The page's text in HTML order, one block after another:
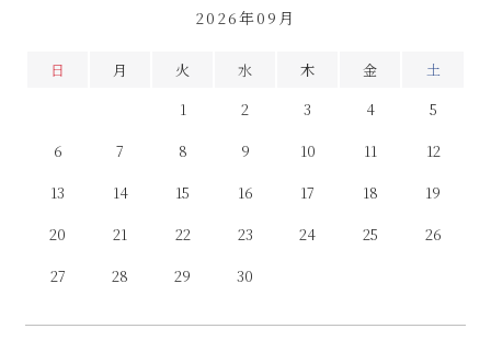
2026年09月
日 月 火 水 木 金
土
1
2 3 4
5
6
7 8 9 10 11
12
13
14 15 16 17 18
19
20
21 22 23 24 25
26
27
28 29 30